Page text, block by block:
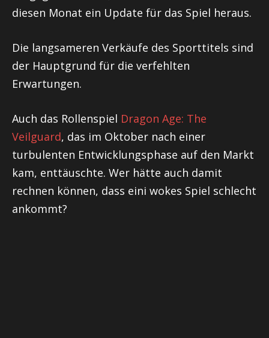
diesen Monat ein Update für das Spiel heraus.
Die langsameren Verkäufe des Sporttitels sind
der Hauptgrund für die verfehlten
Erwartungen.
Auch das Rollenspiel Dragon Age: The
Veilguard, das im Oktober nach einer
turbulenten Entwicklungsphase auf den Markt
kam, enttäuschte. Wer hätte auch damit
rechnen können, dass eini wokes Spiel schlecht
ankommt?